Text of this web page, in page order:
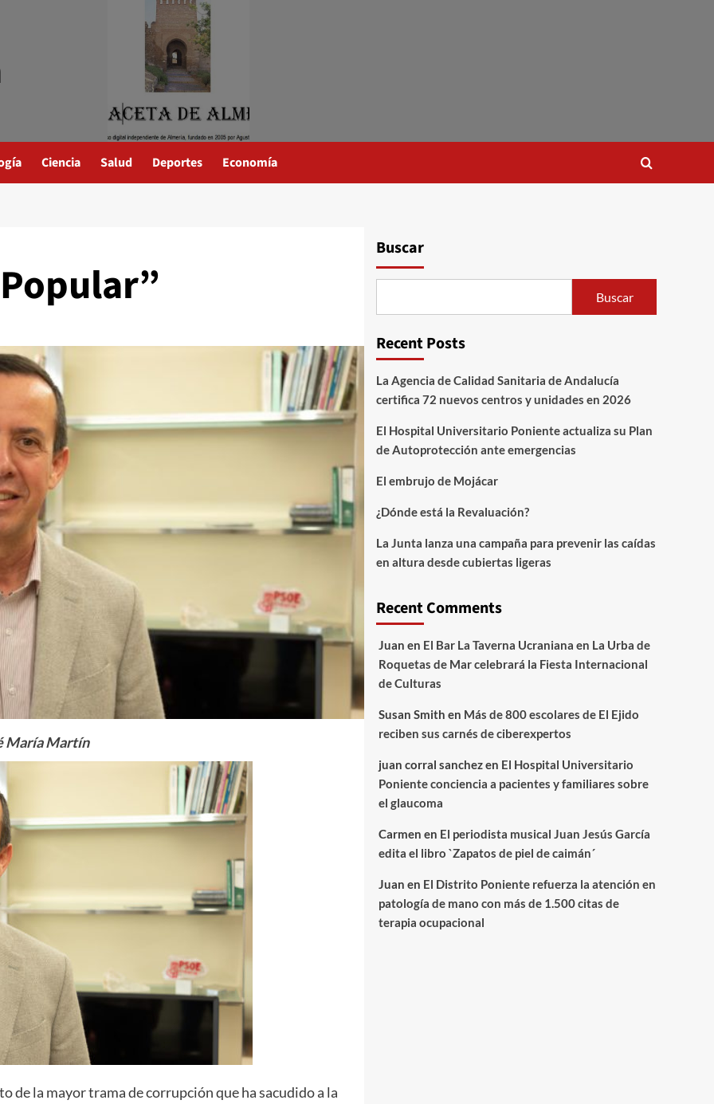
Ciencia Salud Deportes Economía
María Martín
la mayor trama de corrupción que ha sacudido a la
Buscar
Buscar
Recent Posts
La Agencia de Calidad Sanitaria de Andalucía
certifica 72 nuevos centros y unidades en 2026
El Hospital Universitario Poniente actualiza su Plan
de Autoprotección ante emergencias
El embrujo de Mojácar
¿Dónde está la Revaluación?
La Junta lanza una campaña para prevenir las caídas
en altura desde cubiertas ligeras
Recent Comments
Juan en El Bar La Taverna Ucraniana en La Urba de
Roquetas de Mar celebrará la Fiesta Internacional
de Culturas
Susan Smith en Más de 800 escolares de El Ejido
reciben sus carnés de ciberexpertos
juan corral sanchezen El Hospital Universitario
Poniente conciencia a pacientes y familiares sobre
el glaucoma
Carmen en El periodista musical Juan Jesús García
edita el libro `Zapatos de piel de caimán´
Juan en El Distrito Poniente refuerza la atención en
patología de mano con más de 1.500 citas de
terapia ocupacional